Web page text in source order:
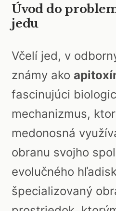
Úvod do
jedu
Včelí jed, v
známy ako
fascinujúci
mechanizmus,
medonosná
obranu svojho
evolučného
špecializovaný